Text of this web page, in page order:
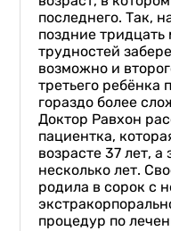
последнего. Так,
поздние
трудностей
возможно и
третьего ребёнка
гораздо более
Доктор Равхон
пациентка,
возрасте 37 лет,
несколько лет.
родила в сорок с
процедур по